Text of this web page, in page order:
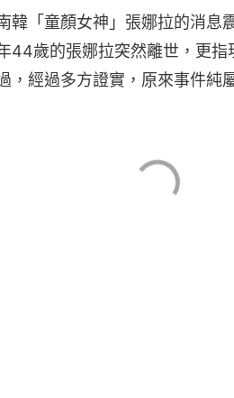
韓「童顏女神」張娜拉的消息
44歲的張娜拉突然離世，更
，經過多方證實，原來事件純